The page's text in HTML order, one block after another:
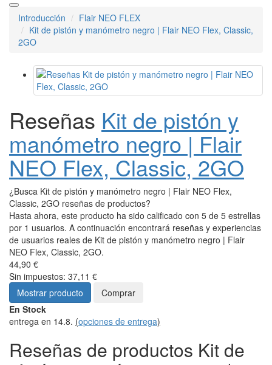
Introducción
Flair NEO FLEX
Kit de pistón y manómetro negro | Flair NEO Flex, Classic,
2GO
Reseñas Kit de pistón y
manómetro negro | Flair
NEO Flex, Classic, 2GO
¿Busca Kit de pistón y manómetro negro | Flair NEO Flex,
Classic, 2GO reseñas de productos?
Hasta ahora, este producto ha sido calificado con 5 de 5 estrellas
por 1 usuarios. A continuación encontrará reseñas y experiencias
de usuarios reales de Kit de pistón y manómetro negro | Flair
NEO Flex, Classic, 2GO.
44,90 €
Sin impuestos: 37,11 €
Mostrar producto
Comprar
En Stock
entrega en 14.8. (opciones de entrega)
Reseñas de productos Kit de